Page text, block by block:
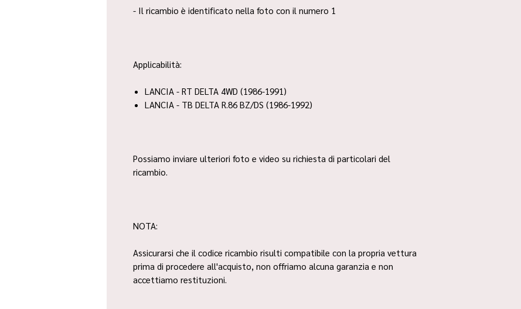
- Il ricambio è identificato nella foto con il numero 1
Applicabilità:
LANCIA - RT DELTA 4WD (1986-1991)
LANCIA - TB DELTA R.86 BZ/DS (1986-1992)
Possiamo inviare ulteriori foto e video su richiesta di particolari del
ricambio.
NOTA:
Assicurarsi che il codice ricambio risulti compatibile con la propria vettura
prima di procedere all'acquisto, non offriamo alcuna garanzia e non
accettiamo restituzioni.